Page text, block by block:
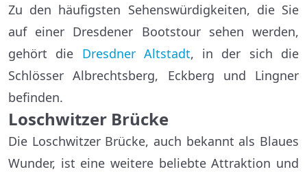
Zu den häufigsten Sehenswürdigkeiten, die Sie
auf einer Dresdener Bootstour sehen werden,
gehört die Dresdner Altstadt, in der sich die
Schlösser Albrechtsberg, Eckberg und Lingner
befinden.
Loschwitzer Brücke
Die Loschwitzer Brücke, auch bekannt als Blaues
Wunder, ist eine weitere beliebte Attraktion und